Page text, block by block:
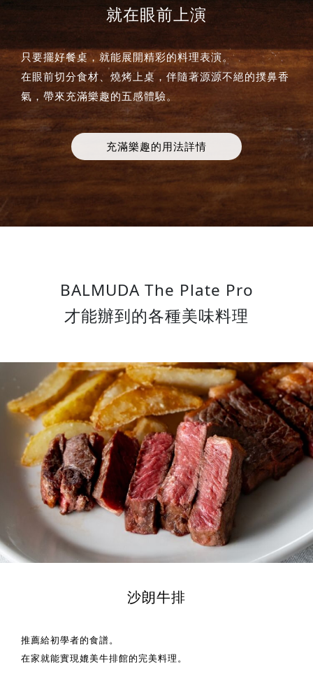
就在眼前上演
只要擺好餐桌，就能展開精彩的料理表演。
在眼前切分食材、燒烤上桌，伴隨著源源不絕的撲鼻香
氣，帶來充滿樂趣的五感體驗。
充滿樂趣的用法詳情
BALMUDA The Plate Pro
才能辦到的各種美味料理
沙朗牛排
推薦給初學者的食譜。
在家就能實現媲美牛排館的完美料理。